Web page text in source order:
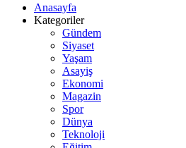
Anasayfa
Kategoriler
Gündem
Siyaset
Yaşam
Asayiş
Ekonomi
Magazin
Spor
Dünya
Teknoloji